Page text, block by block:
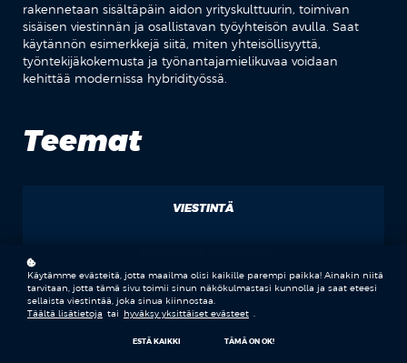
rakennetaan sisältäpäin aidon yrityskulttuurin, toimivan
sisäisen viestinnän ja osallistavan työyhteisön avulla. Saat
käytännön esimerkkejä siitä, miten yhteisöllisyyttä,
työntekijäkokemusta ja työnantajamielikuvaa voidaan
kehittää modernissa hybridityössä.
Teemat
VIESTINTÄ
HYBRIDITYÖ
Käytämme evästeitä, jotta maailma olisi kaikille parempi paikka! Ainakin niitä
tarvitaan, jotta tämä sivu toimii sinun näkökulmastasi kunnolla ja saat eteesi
sellaista viestintää, joka sinua kiinnostaa.
Täältä lisätietoja tai hyväksy yksittäiset evästeet
ESTÄ KAIKKI TÄMÄ ON OK!